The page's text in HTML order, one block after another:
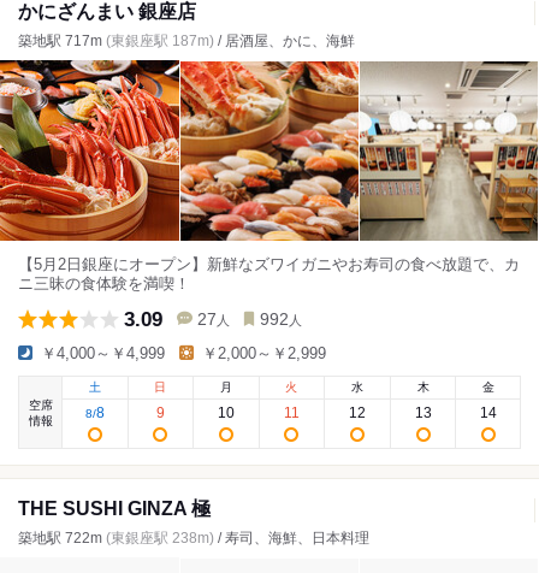
かにざんまい 銀座店
築地駅 717m (東銀座駅 187m) / 居酒屋、かに、海鮮
【5月2日銀座にオープン】新鮮なズワイガニやお寿司の食べ放題で、カ
ニ三昧の食体験を満喫！
3.09 27 人 992 人
￥4,000～￥4,999 ￥2,000～￥2,999
空席
情報
土
8/8
日
9
月
10
火
11
水
12
木
13
金
14
THE SUSHI GINZA 極
築地駅 722m (東銀座駅 238m) / 寿司、海鮮、日本料理